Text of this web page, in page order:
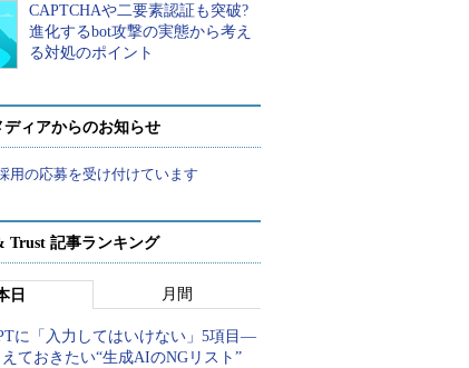
CAPTCHAや二要素認証も突破?
進化するbot攻撃の実態から考え
る対処のポイント
ディアからのお知らせ
用の応募を受け付けています
Trust 記事ランキング
日 月間
に「入力してはいけない」5項目―
ておきたい“生成AIのNGリスト”